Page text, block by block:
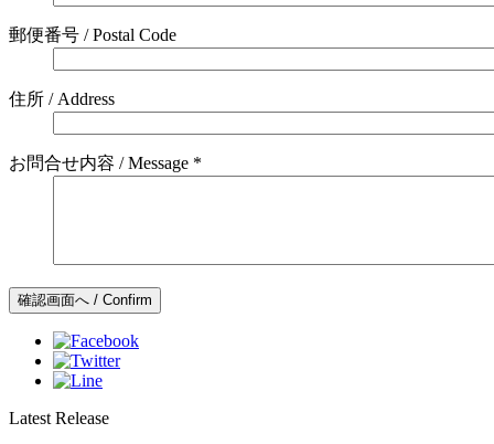
郵便番号 / Postal Code
住所 / Address
お問合せ内容 / Message *
Latest Release